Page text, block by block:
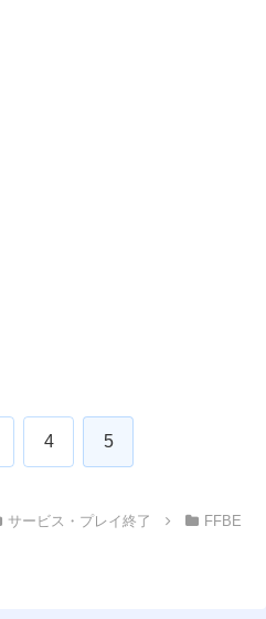
4 5
サービス・プレイ終了
FFBE